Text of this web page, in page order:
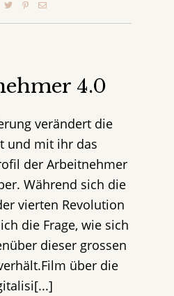
4.0
verändert die
und mit ihr das
der Arbeitnehmer
Während sich die
vierten Revolution
die Frage, wie sich
dieser grossen
über die